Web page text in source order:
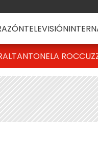
TELEVISIÓN
ANTONELA